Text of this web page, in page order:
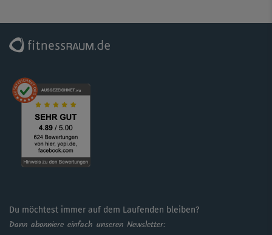
Du möchtest immer auf dem Laufenden bleiben?
Dann abonniere einfach unseren Newsletter: